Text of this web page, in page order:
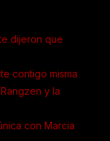
dijeron que
contigo misma
y la
con Marcia